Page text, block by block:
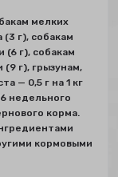
мелких
г), собакам
(6 г), собакам
г), грызунам,
— 0,5 г на 1 кг
недельного
корма.
кормовыми